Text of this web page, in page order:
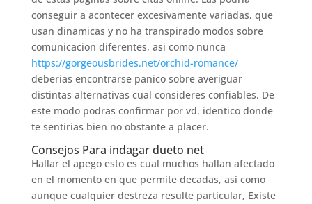
conseguir a acontecer excesivamente variadas, que
usan dinamicas y no ha transpirado modos sobre
comunicacion diferentes, asi­ como nunca
https://gorgeousbrides.net/orchid-romance/
deberias encontrarse panico sobre averiguar
distintas alternativas cual consideres confiables. De
este modo podras confirmar por vd. identico donde
te sentirias bien no obstante a placer.
Consejos Para indagar dueto net
Hallar el apego esto es cual muchos hallan afectado
en el momento en que permite decadas, asi­ como
aunque cualquier destreza resulte particular, Existe